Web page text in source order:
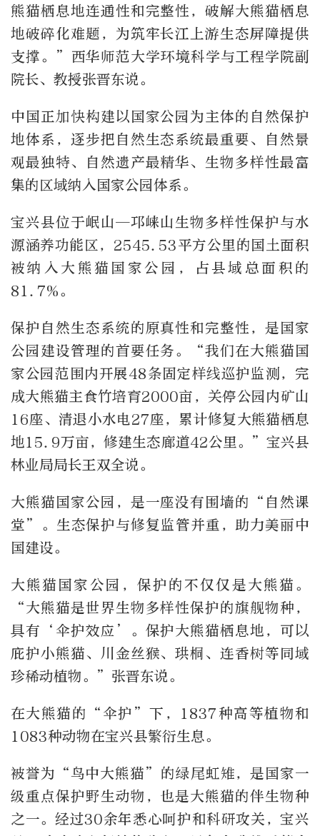
熊猫栖息地连通性和完整性，破解大熊猫栖息
地破碎化难题，为筑牢长江上游生态屏障提供
支撑。”西华师范大学环境科学与工程学院副
院长、教授张晋东说。
中国正加快构建以国家公园为主体的自然保护
地体系，逐步把自然生态系统最重要、自然景
观最独特、自然遗产最精华、生物多样性最富
集的区域纳入国家公园体系。
宝兴县位于岷山—邛崃山生物多样性保护与水
源涵养功能区，2545.53平方公里的国土面积
被纳入大熊猫国家公园，占县域总面积的
81.7%。
保护自然生态系统的原真性和完整性，是国家
公园建设管理的首要任务。“我们在大熊猫国
家公园范围内开展48条固定样线巡护监测，完
成大熊猫主食竹培育2000亩，关停公园内矿山
16座、清退小水电27座，累计修复大熊猫栖息
地15.9万亩，修建生态廊道42公里。”宝兴县
林业局局长王双全说。
大熊猫国家公园，是一座没有围墙的“自然课
堂”。生态保护与修复监管并重，助力美丽中
国建设。
大熊猫国家公园，保护的不仅仅是大熊猫。
“大熊猫是世界生物多样性保护的旗舰物种，
具有‘伞护效应’。保护大熊猫栖息地，可以
庇护小熊猫、川金丝猴、珙桐、连香树等同域
珍稀动植物。”张晋东说。
在大熊猫的“伞护”下，1837种高等植物和
1083种动物在宝兴县繁衍生息。
被誉为“鸟中大熊猫”的绿尾虹雉，是国家一
级重点保护野生动物，也是大熊猫的伴生物种
之一。经过30余年悉心呵护和科研攻关，宝兴